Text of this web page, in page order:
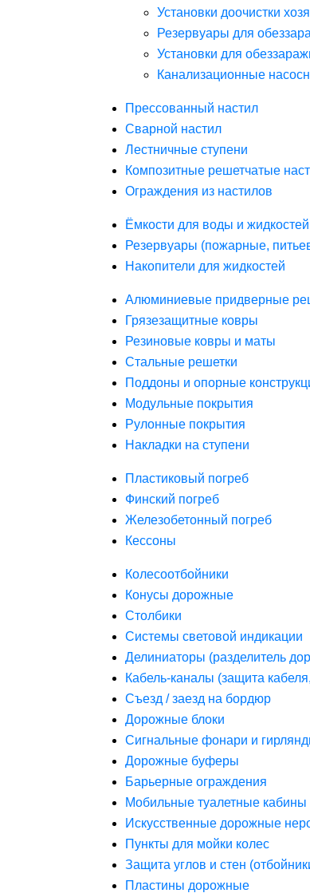
Установки доочистки
Резервуары для
Установки для
Канализационные
Прессованный настил
Сварной настил
Лестничные ступени
Композитные решетчатые
Ограждения из настилов
Ёмкости для воды и жидкостей
Резервуары (пожарные,
Накопители для жидкостей
Алюминиевые придверные
Грязезащитные ковры
Резиновые ковры и маты
Стальные решетки
Поддоны и опорные
Модульные покрытия
Рулонные покрытия
Накладки на ступени
Пластиковый погреб
Финский погреб
Железобетонный погреб
Кессоны
Колесоотбойники
Конусы дорожные
Столбики
Системы световой индикации
Делиниаторы (разделитель
Кабель-каналы (защита
Съезд / заезд на бордюр
Дорожные блоки
Сигнальные фонари и
Дорожные буферы
Барьерные ограждения
Мобильные туалетные кабины
Искусственные дорожные
Пункты для мойки колес
Защита углов и стен
Пластины дорожные